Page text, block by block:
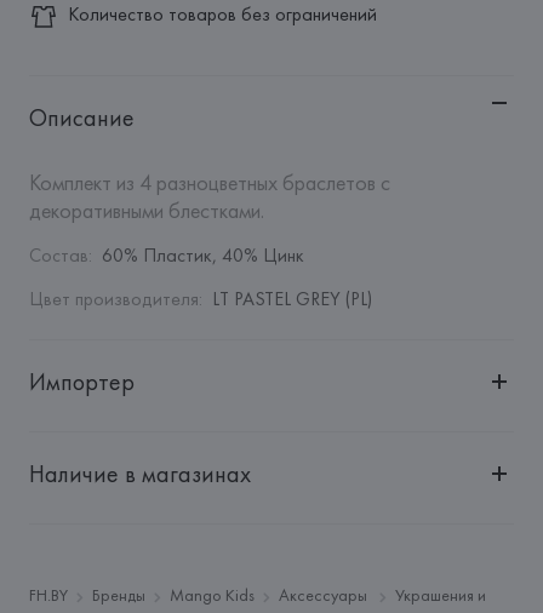
Количество товаров без ограничений
Описание
Комплект из 4 разноцветных браслетов с
декоративными блестками.
Состав: 60% Пластик, 40% Цинк
Цвет производителя: LT PASTEL GREY (PL)
Импортер
"Белмаркетцентр"
Адрес:
ИСПАНИЯ, MANGO MNG, S.A., Via Augusta 10
Наличие в магазинах
FH.BY Бренды Mango Kids Аксессуары
Украшения и